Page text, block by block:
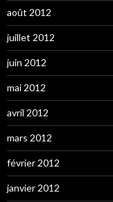
août 2012
juillet 2012
juin 2012
mai 2012
avril 2012
mars 2012
février 2012
janvier 2012